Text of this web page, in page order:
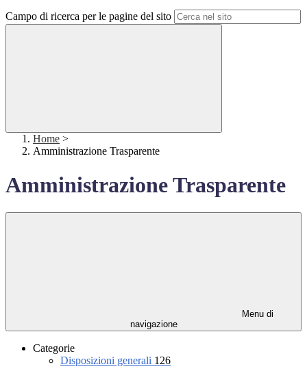
Campo di ricerca per le pagine del sito
Home >
Amministrazione Trasparente
Amministrazione Trasparente
Menu di
navigazione
Categorie
Disposizioni generali 126